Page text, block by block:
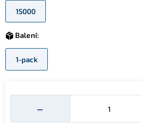
15000
Balení:
1-pack
−
Množství